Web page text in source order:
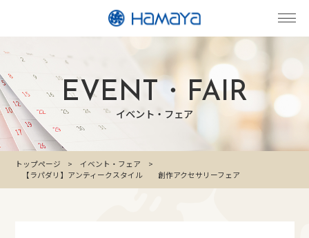
EVENT・FAIR
イベント・フェア
トップページ
イベント・フェア
【ラパダリ】アンティークスタイル 創作アクセサリーフェア